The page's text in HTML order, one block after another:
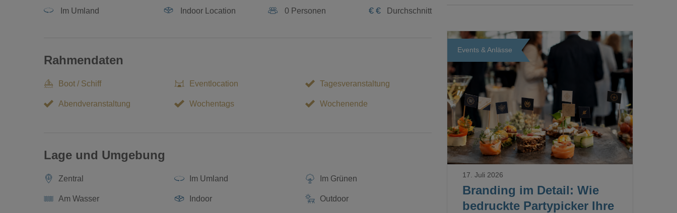
Im Umland Indoor Location 0 Personen € € Durchschnitt
Rahmendaten
Boot / Schiff Eventlocation Tagesveranstaltung
Abendveranstaltung Wochentags Wochenende
Lage und Umgebung
Zentral Im Umland Im Grünen
Am Wasser Indoor Outdoor
Events & Anlässe
Loading...
Branding im Detail: Wie
bedruckte Partypicker Ihre
17. Juli 2026